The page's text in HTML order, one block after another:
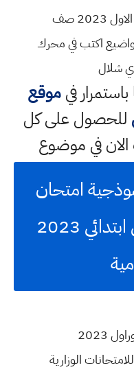
اسئلة واجوبة التربية الاسلامية الدور الاول 2023 صف
اكتب في محرك
شلال
باستمرار فيموقع
للحصول على كل
في موضوع
امتحان
دور اول صف سادس ابتدائي 2023
2023
الوزارية